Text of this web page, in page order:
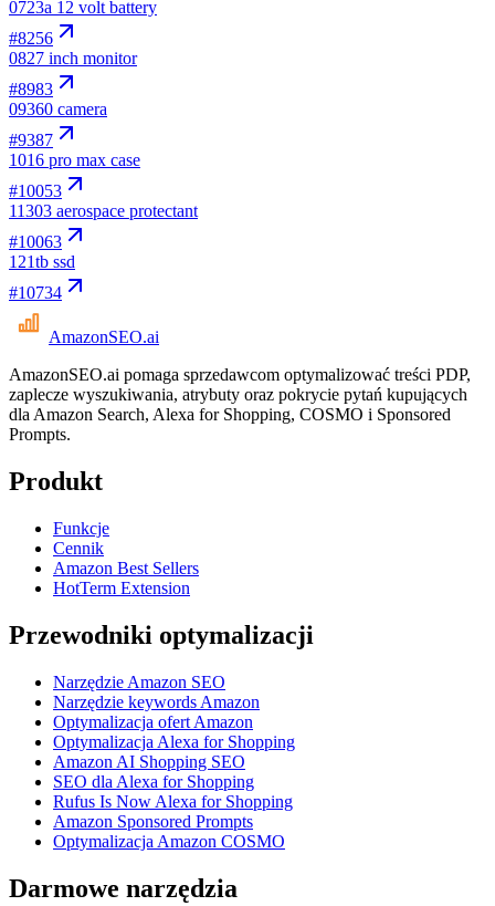
0723a 12 volt battery
#8256
0827 inch monitor
#8983
09360 camera
#9387
1016 pro max case
#10053
11303 aerospace protectant
#10063
121tb ssd
#10734
AmazonSEO.ai
AmazonSEO.ai pomaga sprzedawcom optymalizować treści PDP,
zaplecze wyszukiwania, atrybuty oraz pokrycie pytań kupujących
dla Amazon Search, Alexa for Shopping, COSMO i Sponsored
Prompts.
Produkt
Funkcje
Cennik
Amazon Best Sellers
HotTerm Extension
Przewodniki optymalizacji
Narzędzie Amazon SEO
Narzędzie keywords Amazon
Optymalizacja ofert Amazon
Optymalizacja Alexa for Shopping
Amazon AI Shopping SEO
SEO dla Alexa for Shopping
Rufus Is Now Alexa for Shopping
Amazon Sponsored Prompts
Optymalizacja Amazon COSMO
Darmowe narzędzia